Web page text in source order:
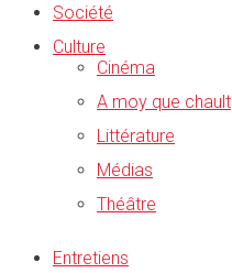
Société
Culture
Cinéma
A moy que chault
Littérature
Médias
Théâtre
Entretiens